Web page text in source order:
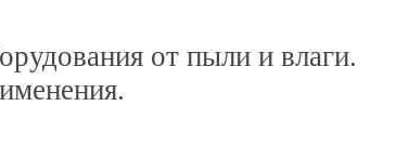
от пыли и влаги.